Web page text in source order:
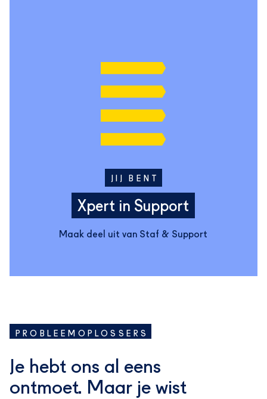
JIJ BENT
Xpert in Support
Maak deel uit van Staf & Support
PROBLEEMOPLOSSERS
Je hebt ons al eens
ontmoet. Maar je wist